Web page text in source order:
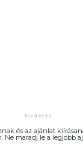
és az ajánlat
Ne maradj le a legjobb